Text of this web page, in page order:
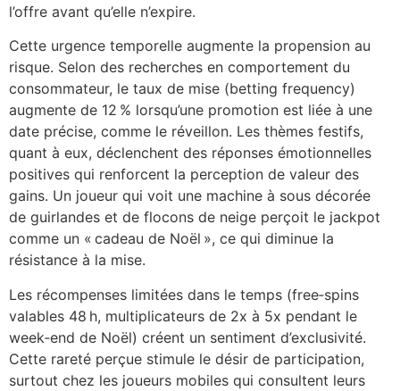
l’offre avant qu’elle n’expire.
Cette urgence temporelle augmente la propension au
risque. Selon des recherches en comportement du
consommateur, le taux de mise (betting frequency)
augmente de 12 % lorsqu’une promotion est liée à une
date précise, comme le réveillon. Les thèmes festifs,
quant à eux, déclenchent des réponses émotionnelles
positives qui renforcent la perception de valeur des
gains. Un joueur qui voit une machine à sous décorée
de guirlandes et de flocons de neige perçoit le jackpot
comme un « cadeau de Noël », ce qui diminue la
résistance à la mise.
Les récompenses limitées dans le temps (free‑spins
valables 48 h, multiplicateurs de 2x à 5x pendant le
week‑end de Noël) créent un sentiment d’exclusivité.
Cette rareté perçue stimule le désir de participation,
surtout chez les joueurs mobiles qui consultent leurs